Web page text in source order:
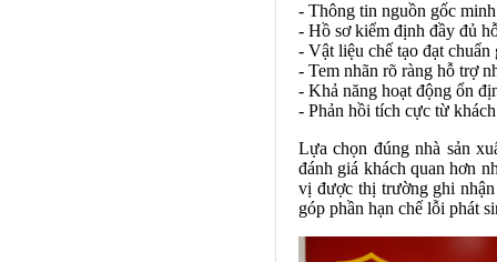
- Thông tin nguồn gốc
- Hồ sơ kiểm định đầy đủ
- Vật liệu chế tạo đạt
- Tem nhãn rõ ràng hỗ trợ
- Khả năng hoạt động ổn
- Phản hồi tích cực từ
Lựa chọn đúng nhà sản
đánh giá khách quan hơn
vị được thị trường ghi
góp phần hạn chế lỗi phát